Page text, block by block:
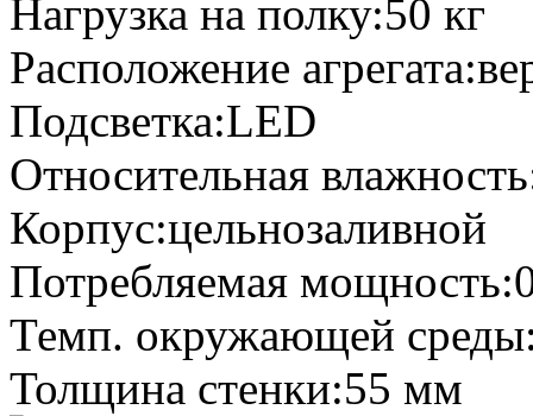
Нагрузка на полку:50 кг
Расположение
Подсветка:LED
Относительная
Корпус:цельнозаливной
Потребляемая
Темп. окружающей
Толщина стенки:55 мм